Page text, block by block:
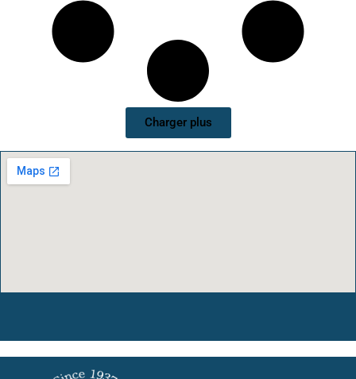
Charger plus